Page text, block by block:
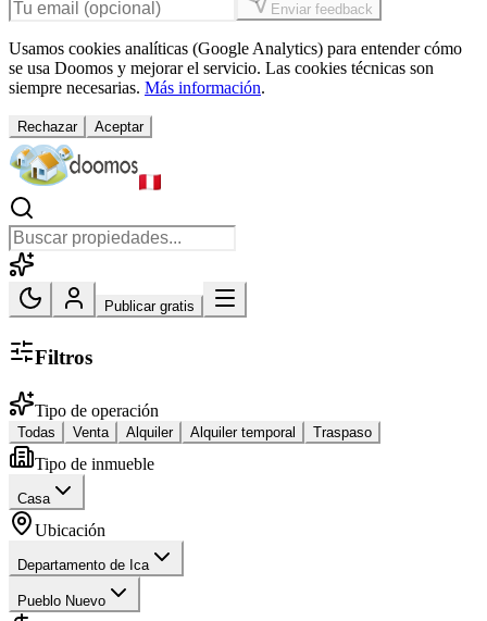
Enviar feedback
Usamos cookies analíticas (Google Analytics) para entender cómo
se usa Doomos y mejorar el servicio. Las cookies técnicas son
siempre necesarias. Más información.
Rechazar Aceptar
Publicar gratis
Filtros
Tipo de operación
Todas Venta Alquiler Alquiler temporal Traspaso
Tipo de inmueble
Casa
Ubicación
Departamento de Ica
Pueblo Nuevo